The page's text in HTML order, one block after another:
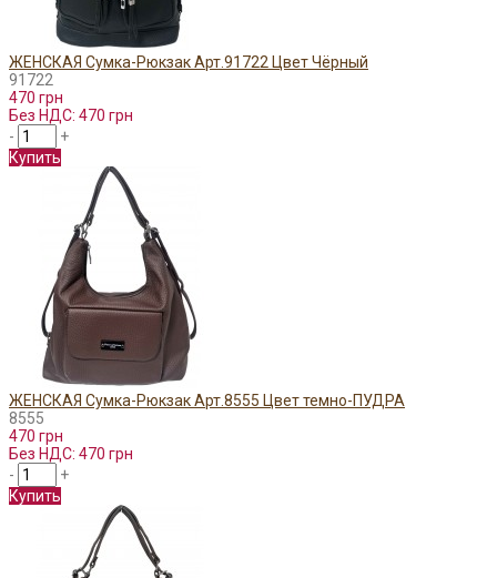
ЖЕНСКАЯ Сумка-Рюкзак Арт.91722 Цвет Чёрный
91722
470 грн
Без НДС: 470 грн
-
+
Купить
ЖЕНСКАЯ Сумка-Рюкзак Арт.8555 Цвет темно-ПУДРА
8555
470 грн
Без НДС: 470 грн
-
+
Купить